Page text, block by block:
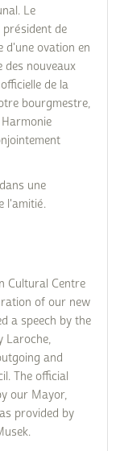
Le
de
d'une ovation en
des nouveaux
de la
bourgmestre,
Harmonie
une
l'amitié.
Cultural Centre
of our new
a speech by the
Laroche,
and
The official
our Mayor,
provided by